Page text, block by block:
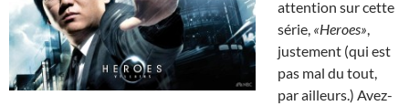
attention sur cette
série, «Heroes»
justement (qui est
pas mal du tout,
par ailleurs.) Avez-